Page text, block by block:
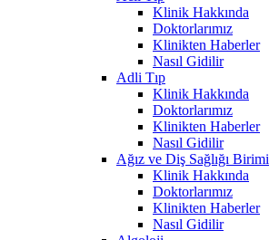
Klinik Hakkında
Doktorlarımız
Klinikten Haberler
Nasıl Gidilir
Adli Tıp
Klinik Hakkında
Doktorlarımız
Klinikten Haberler
Nasıl Gidilir
Ağız ve Diş Sağlığı Birimi
Klinik Hakkında
Doktorlarımız
Klinikten Haberler
Nasıl Gidilir